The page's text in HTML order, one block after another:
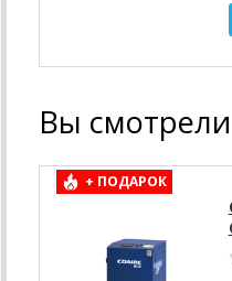
Вы смотрели
+ ПОДАРОК